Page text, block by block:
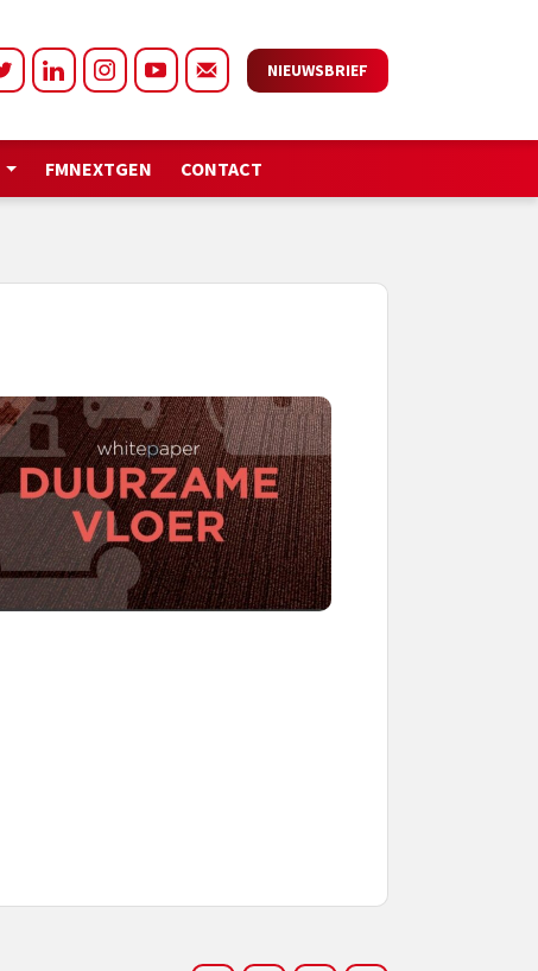
NIEUWSBRIEF
FMNEXTGEN CONTACT